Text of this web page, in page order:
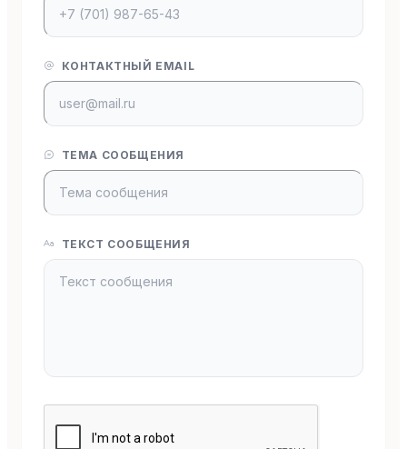
КОНТАКТНЫЙ EMAIL
ТЕМА СООБЩЕНИЯ
ТЕКСТ СООБЩЕНИЯ